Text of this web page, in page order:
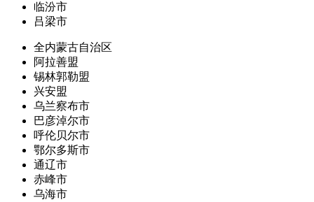
临汾市
吕梁市
全内蒙古自治区
阿拉善盟
锡林郭勒盟
兴安盟
乌兰察布市
巴彦淖尔市
呼伦贝尔市
鄂尔多斯市
通辽市
赤峰市
乌海市